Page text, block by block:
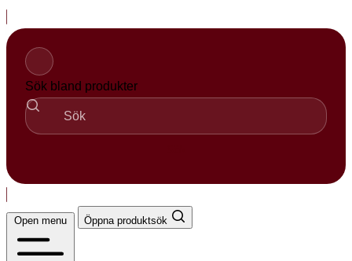
til
innhold
Sök bland produkter
Open menu Öppna produktsök